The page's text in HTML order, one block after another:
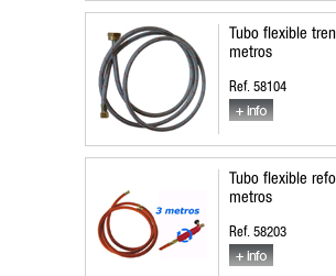
Tubo flexible
metros
Ref. 58104
Tubo flexible
metros
Ref. 58203